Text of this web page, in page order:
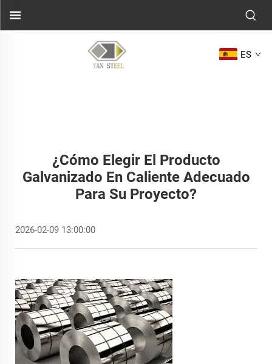
ES
¿Cómo Elegir El Producto
Galvanizado En Caliente Adecuado
Para Su Proyecto?
2026-02-09 13:00:00